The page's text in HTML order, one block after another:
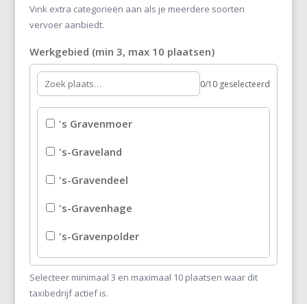
Vink extra categorieën aan als je meerdere soorten
vervoer aanbiedt.
Werkgebied (min 3, max 10 plaatsen)
0/10 geselecteerd
's Gravenmoer
's-Graveland
's-Gravendeel
's-Gravenhage
's-Gravenpolder
's-Gravenzande
's-Heer Abtskerke
Selecteer minimaal 3 en maximaal 10 plaatsen waar dit
taxibedrijf actief is.